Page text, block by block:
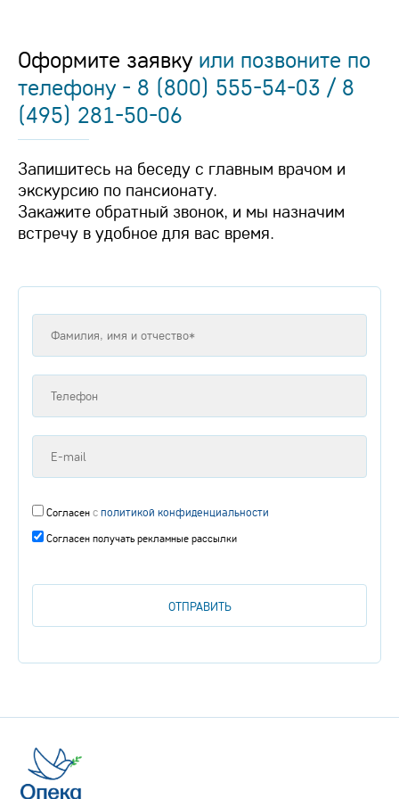
Оформите заявку или позвоните по
телефону - 8 (800) 555-54-03 / 8
(495) 281-50-06
Запишитесь на беседу с главным врачом и
экскурсию по пансионату.
Закажите обратный звонок, и мы назначим
встречу в удобное для вас время.
Согласен сполитикой конфиденциальности
Согласен получать рекламные рассылки